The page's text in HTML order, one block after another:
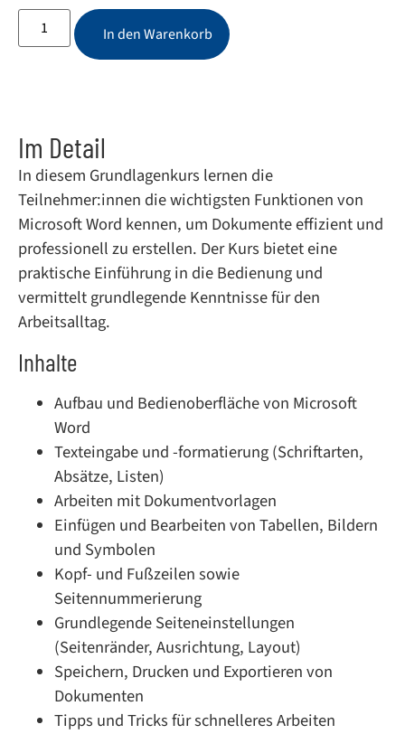
In den Warenkorb
Im Detail
In diesem Grundlagenkurs lernen die
Teilnehmer:innen die wichtigsten Funktionen von
Microsoft Word kennen, um Dokumente effizient und
professionell zu erstellen. Der Kurs bietet eine
praktische Einführung in die Bedienung und
vermittelt grundlegende Kenntnisse für den
Arbeitsalltag.
Inhalte
Aufbau und Bedienoberfläche von Microsoft
Word
Texteingabe und -formatierung (Schriftarten,
Absätze, Listen)
Arbeiten mit Dokumentvorlagen
Einfügen und Bearbeiten von Tabellen, Bildern
und Symbolen
Kopf- und Fußzeilen sowie
Seitennummerierung
Grundlegende Seiteneinstellungen
(Seitenränder, Ausrichtung, Layout)
Speichern, Drucken und Exportieren von
Dokumenten
Tipps und Tricks für schnelleres Arbeiten